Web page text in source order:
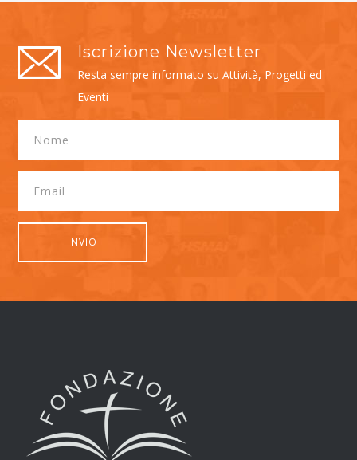
Iscrizione Newsletter
Resta sempre informato su Attività, Progetti ed
Eventi